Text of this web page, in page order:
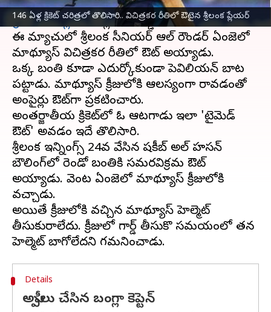
146 ఏళ్ల క్రికెట్ చరిత్రలో తొలిసారి.. విచిత్రకర రీతిలో ఔటైన శ్రీలంక ప్లేయర్
వన్డే వరల్డ్ కప్ 2023లో భాగంగా ఇవాళ దిల్లీ వేదికగా
శ్రీలంక,బంగ్లాదేశ్జట్లు తలపడ్డాయి.
ఈ మ్యాచులో శ్రీలంక సీనియర్ ఆల్ రౌండర్ ఏంజెలో
మాథ్యూస్ విచిత్రకర రీతిలో ఔట్ అయ్యాడు.
ఒక్క బంతి కూడా ఎదుర్కోకుండానే పెవిలియన్ బాట
పట్టాడు. మాథ్యూస్ క్రీజులోకి ఆలస్యంగా రావడంతో
అంపైర్లు ఔట్‌గా ప్రకటించారు.
అంతర్జాతీయ క్రికెట్‌లో ఓ ఆటగాడు ఇలా 'టైమెడ్
ఔట్' అవడం ఇదే తొలిసారి.
శ్రీలంక ఇన్నింగ్స్ 24వ వేసిన షకీబ్ అల్ హసన్
బౌలింగ్‌లో రెండో బంతికి సమరవిక్రమ ఔట్
అయ్యాడు. వెంటనే ఏంజెలో మాథ్యూస్ క్రీజులోకి
వచ్చాడు.
అయితే క్రీజులోకి వచ్చిన మాథ్యూస్ హెల్మెట్
తీసుకురాలేదు. క్రీజులో గార్డ్ తీసుకొనే సమయంలో తన
Details
అప్పీలు చేసిన బంగ్లా కెప్టెన్